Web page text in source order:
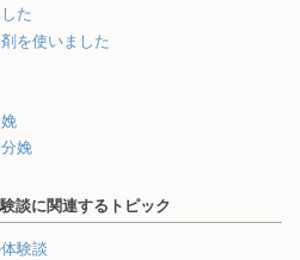
た
を使いました
娩
談に関連するトピック
験談